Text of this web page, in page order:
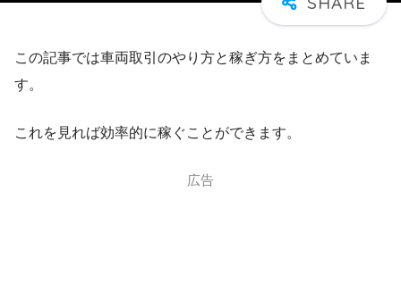
この記事では車両取引のやり方と稼ぎ方をまとめていま
す。
これを見れば効率的に稼ぐことができます。
広告